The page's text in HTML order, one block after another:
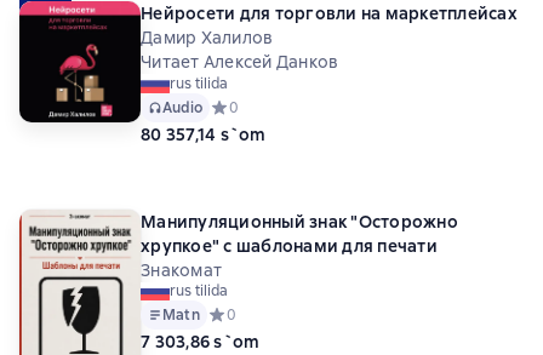
Нейросети для торговли на маркетплейсах
Дамир Халилов
Читает Алексей Данков
rus tilida
Audio Средний рейтинг 0 на основе 0 оценок
0
80 357,14 s`om
Манипуляционный знак "Осторожно
хрупкое" с шаблонами для печати
Знакомат
rus tilida
Matn Средний рейтинг 0 на основе 0 оценок
0
7 303,86 s`om